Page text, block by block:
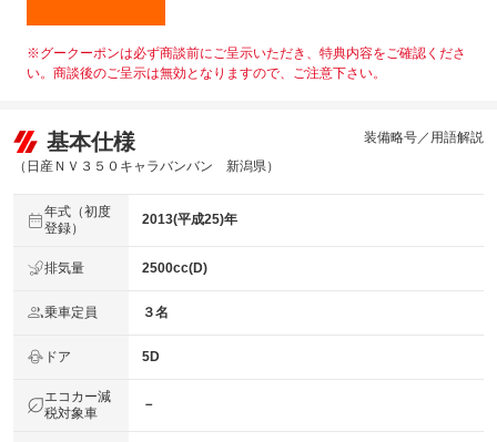
※グークーポンは必ず商談前にご呈示いただき、特典内容をご確認くださ
い。商談後のご呈示は無効となりますので、ご注意下さい。
基本仕様
（日産ＮＶ３５０キャラバンバン 新潟県）
装備略号／用語解説
年式（初度
登録）
2013(平成25)年
排気量 2500cc(D)
乗車定員 ３名
ドア 5D
エコカー減
税対象車
－